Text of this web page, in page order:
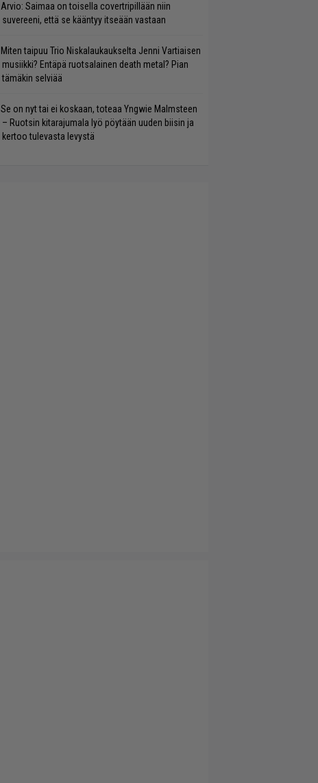
Arvio: Saimaa on toisella covertripillään niin
suvereeni, että se kääntyy itseään vastaan
Miten taipuu Trio Niskalaukaukselta Jenni Vartiaisen
musiikki? Entäpä ruotsalainen death metal? Pian
tämäkin selviää
Se on nyt tai ei koskaan, toteaa Yngwie Malmsteen
– Ruotsin kitarajumala lyö pöytään uuden biisin ja
kertoo tulevasta levystä